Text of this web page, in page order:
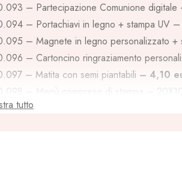
– Partecipazione Comunione digitale
– Portachiavi in legno + stampa UV
– Magnete in legno personalizzato
– Cartoncino ringraziamento
– Matita con semi piantabili – 4,10
– Menù compreso di stampa –
– Nome plex 1 cm + stampa UV
tutto